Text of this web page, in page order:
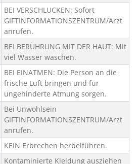
BEI VERSCHLUCKEN: Sofort
GIFTINFORMATIONSZENTRUM/Arzt
anrufen.
BEI BERÜHRUNG MIT DER HAUT: Mit
viel Wasser waschen.
BEI EINATMEN: Die Person an die
frische Luft bringen und für
ungehinderte Atmung sorgen.
Bei Unwohlsein
GIFTINFORMATIONSZENTRUM/Arzt
anrufen.
KEIN Erbrechen herbeiführen.
Kontaminierte Kleidung ausziehen